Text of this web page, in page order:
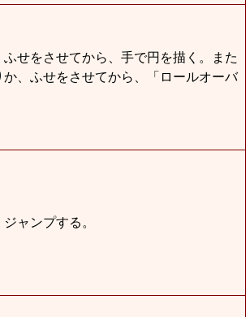
ふせをさせてから、手で円を描く。また
か、ふせをさせてから、「ロールオーバ
ャンプする。